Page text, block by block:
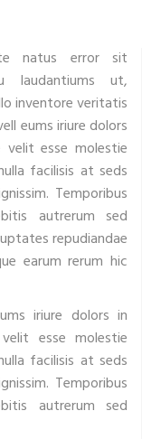
natus error sit
laudantiums ut,
inventore veritatis
eums iriure dolors
esse molestie
facilisis at seds
Temporibus
autrerum sed
repudiandae
earum rerum hic
iriure dolors in
esse molestie
facilisis at seds
Temporibus
autrerum sed